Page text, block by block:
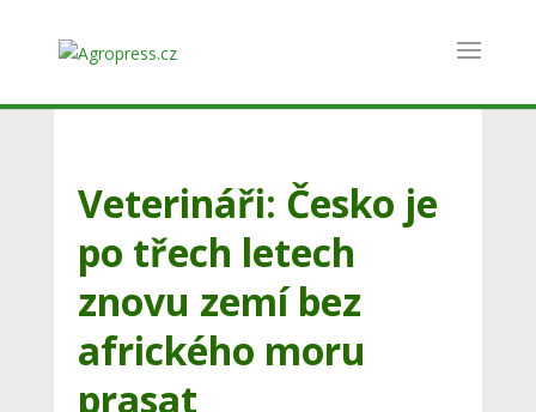
Veterináři: Česko je
po třech letech
znovu zemí bez
afrického moru
prasat